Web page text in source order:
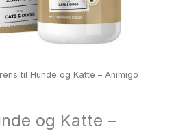
til Hunde og Katte – Animigo
og Katte –